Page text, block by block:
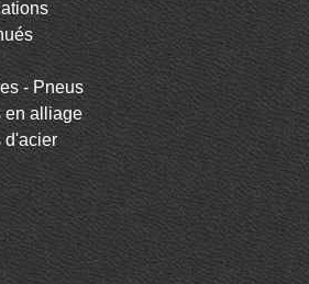
- Pneus
en alliage